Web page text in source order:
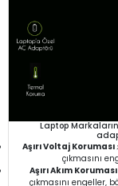
Laptop
Aşırı Voltaj Koruması
çıkmasını
Aşırı Akım
çıkmasını engeller,